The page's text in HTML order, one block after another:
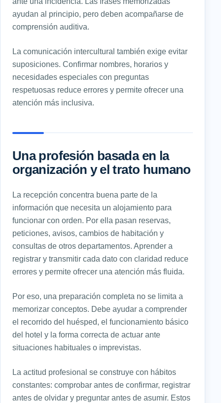
ayudan al principio, pero deben acompañarse de
comprensión auditiva.
La comunicación intercultural también exige evitar
suposiciones. Confirmar nombres, horarios y
necesidades especiales con preguntas
respetuosas reduce errores y permite ofrecer una
atención más inclusiva.
Una profesión basada en la
organización y el trato humano
La recepción concentra buena parte de la
información que necesita un alojamiento para
funcionar con orden. Por ella pasan reservas,
peticiones, avisos, cambios de habitación y
consultas de otros departamentos. Aprender a
registrar y transmitir cada dato con claridad reduce
errores y permite ofrecer una atención más fluida.
Por eso, una preparación completa no se limita a
memorizar conceptos. Debe ayudar a comprender
el recorrido del huésped, el funcionamiento básico
del hotel y la forma correcta de actuar ante
situaciones habituales o imprevistas.
La actitud profesional se construye con hábitos
constantes: comprobar antes de confirmar, registrar
antes de olvidar y preguntar antes de asumir. Estos